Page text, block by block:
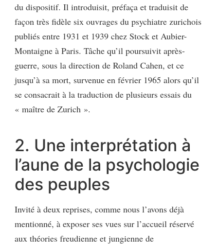
du dispositif. Il introduisit, préfaça et traduisit de
façon très fidèle six ouvrages du psychiatre zurichois
publiés entre 1931 et 1939 chez Stock et Aubier-
Montaigne à Paris. Tâche qu’il poursuivit après-
guerre, sous la direction de Roland Cahen, et ce
jusqu’à sa mort, survenue en février 1965 alors qu’il
se consacrait à la traduction de plusieurs essais du
« maître de Zurich ».
2. Une interprétation à
l’aune de la psychologie
des peuples
Invité à deux reprises, comme nous l’avons déjà
mentionné, à exposer ses vues sur l’accueil réservé
aux théories freudienne et jungienne de